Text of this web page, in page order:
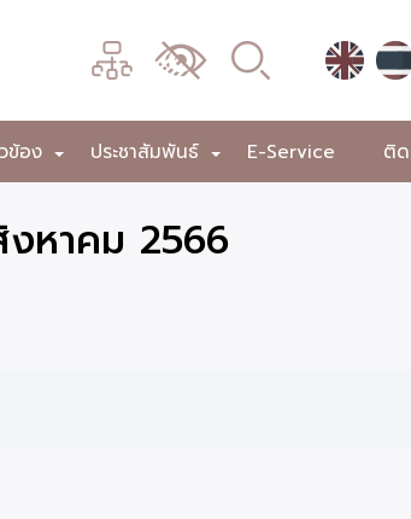
เมนู
เปลี่ยน
ผล
+
ข้อง +
ประชาสัมพันธ์ E-Service ติด
หาคม 2566